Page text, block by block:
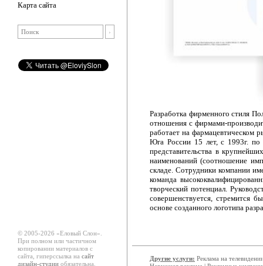
Карта сайта
Разработка фирменного стиля
отношения с фирмами-
работает на фармацевтическом
Юга России 15 лет, с 1993г. по
представительства в
наименований (соотношение
складе. Сотрудники компании
команда
творческий потенциал.
совершенствуется, стремится
основе созданного логотипа
© 2005-2026 «Еловый Cлон».
При полном или частичном
копировании материалов с
сайта, гиперссылка на сайт
дизайн-студии обязательна.
Другие услуги: Реклама на